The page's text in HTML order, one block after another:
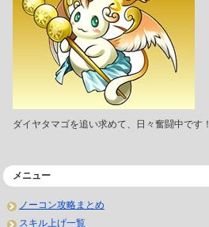
ダイヤタマゴを追い求めて、日々奮闘中です！
メニュー
ノーコン攻略まとめ
スキル上げ一覧